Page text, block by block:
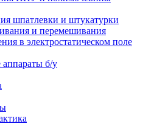
шпатлевки и штукатурки
и перемешивания
в электростатическом поле
б/у